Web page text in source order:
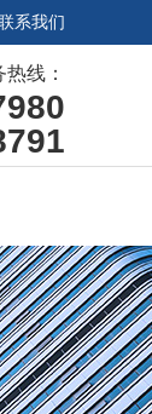
系我们
线：